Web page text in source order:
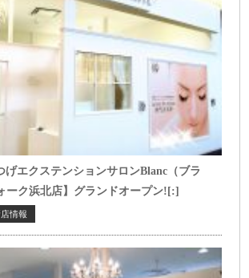
エクステンションサロンBlanc（ブラ
ーク浜北店】グランドオープン![:]
情報